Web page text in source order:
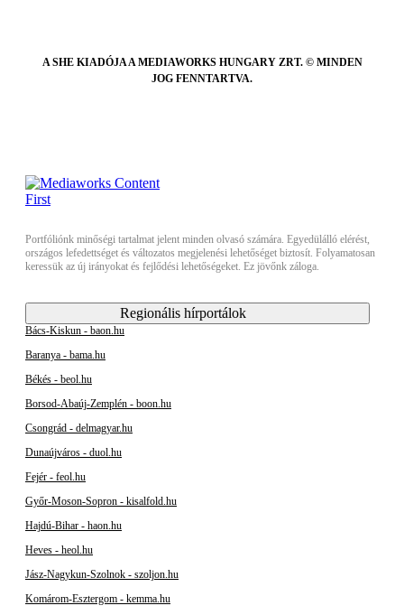
A SHE KIADÓJA A MEDIAWORKS HUNGARY ZRT. © MINDEN
JOG FENNTARTVA.
Portfóliónk minőségi tartalmat jelent minden olvasó számára. Egyedülálló elérést,
országos lefedettséget és változatos megjelenési lehetőséget biztosít. Folyamatosan
keressük az új irányokat és fejlődési lehetőségeket. Ez jövőnk záloga.
Regionális hírportálok
Bács-Kiskun - baon.hu
Baranya - bama.hu
Békés - beol.hu
Borsod-Abaúj-Zemplén - boon.hu
Csongrád - delmagyar.hu
Dunaújváros - duol.hu
Fejér - feol.hu
Győr-Moson-Sopron - kisalfold.hu
Hajdú-Bihar - haon.hu
Heves - heol.hu
Jász-Nagykun-Szolnok - szoljon.hu
Komárom-Esztergom - kemma.hu